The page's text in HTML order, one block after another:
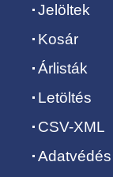
Jelöltek
Kosár
Árlisták
Letöltés
CSV-XML
Adatvédés